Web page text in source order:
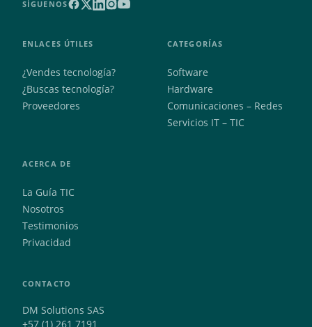
SÍGUENOS
ENLACES ÚTILES
¿Vendes tecnología?
¿Buscas tecnología?
Proveedores
CATEGORÍAS
Software
Hardware
Comunicaciones – Redes
Servicios IT – TIC
ACERCA DE
La Guía TIC
Nosotros
Testimonios
Privacidad
CONTACTO
DM Solutions SAS
+57 (1) 261 7191